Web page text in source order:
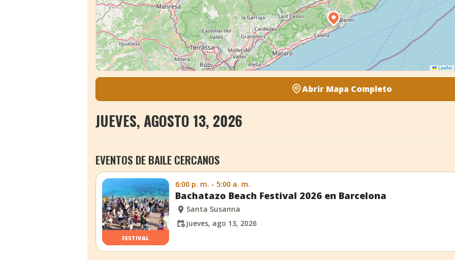
Leaflet |
Abrir Mapa Completo
JUEVES, AGOSTO 13, 2026
EVENTOS DE BAILE CERCANOS
FESTIVAL
6:00 p. m. - 5:00 a. m.
Bachatazo Beach Festival 2026 en Barcelona
Santa Susanna
jueves, ago 13, 2026